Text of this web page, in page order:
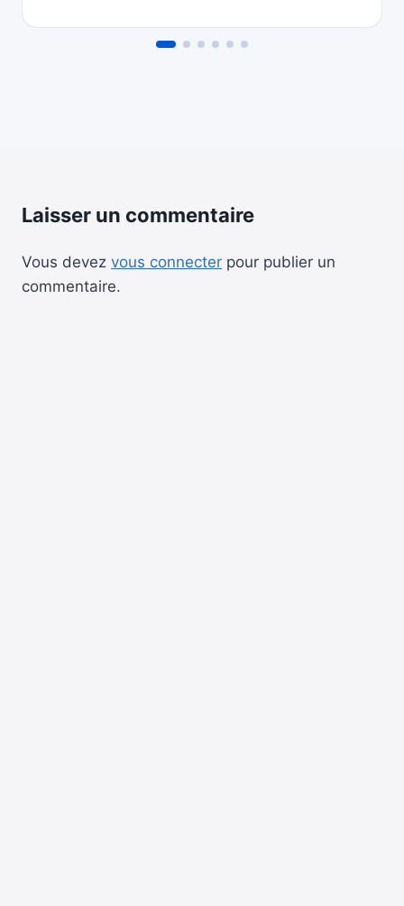
Laisser un commentaire
Vous devez vous connecter pour publier un
commentaire.